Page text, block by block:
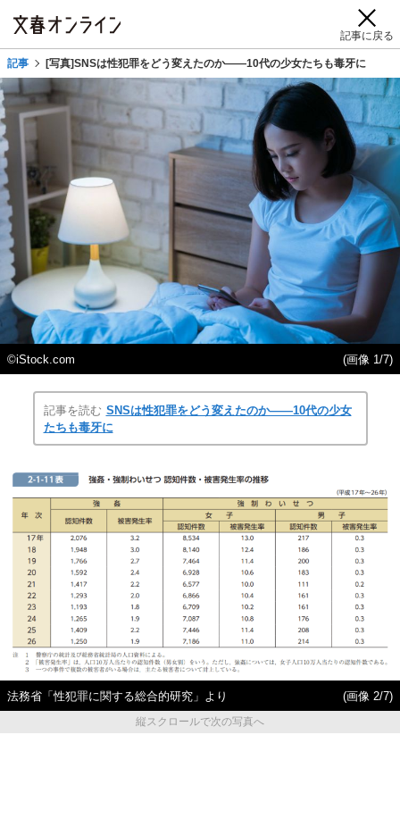
記事に戻る
記事 [写真]SNSは性犯罪をどう変えたのか――10代の少女たちも毒牙に
©iStock.com (画像 1/7)
記事を読む SNSは性犯罪をどう変えたのか――10代の少女
たちも毒牙に
法務省「性犯罪に関する総合的研究」より
(画像 2/7)
縦スクロールで次の写真へ